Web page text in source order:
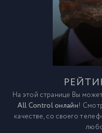
На этой странице Вы
All Control онлайн!
качестве, со своего